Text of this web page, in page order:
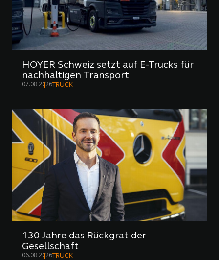
HOYER Schweiz setzt auf E-Trucks für
nachhaltigen Transport
07.08.2026 TRUCK
130 Jahre das Rückgrat der
Gesellschaft
06.08.2026 TRUCK